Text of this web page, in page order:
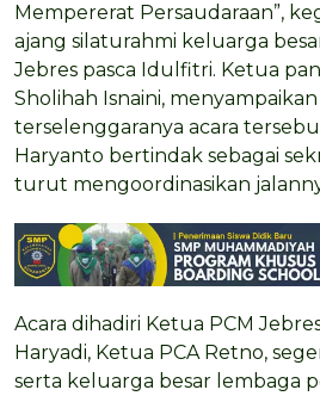
Mempererat Persaudaraan”,
ajang silaturahmi keluarga
Jebres pasca Idulfitri. Ketua
Sholihah Isnaini,
terselenggaranya acara
Haryanto bertindak sebagai
turut mengoordinasikan
Acara dihadiri Ketua PCM
Haryadi, Ketua PCA Retno,
serta keluarga besar lembaga